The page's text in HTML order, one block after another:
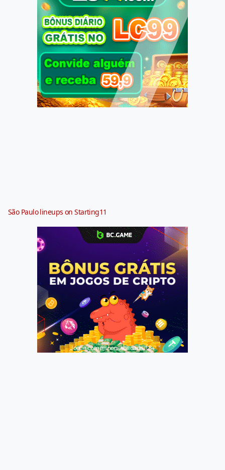
São Paulo lineups on Starting11
Jogue com responsabilidade. 18+